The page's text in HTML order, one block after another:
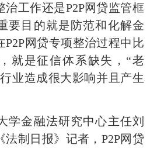
治工作还是P2P网贷监管框
要目的就是防范和化解金
P2P网贷专项整治过程中比
就是征信体系缺失，“老
业造成很大影响并且产生
学金融法研究中心主任刘
法制日报》记者，P2P网贷